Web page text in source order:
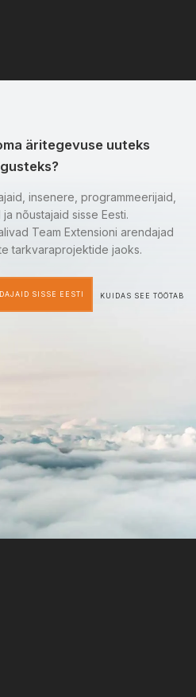
äritegevuse uuteks
insenere, programmeerijaid,
nõustajaid sisse Eesti.
Team Extensioni arendajad
tarkvaraprojektide jaoks.
SISSE EESTI KUIDAS SEE TÖÖTAB